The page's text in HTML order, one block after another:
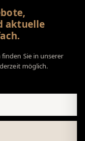
aktuelle
Sie in unserer
möglich.